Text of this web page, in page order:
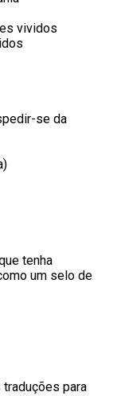
vividos
se da
tenha
um selo de
para